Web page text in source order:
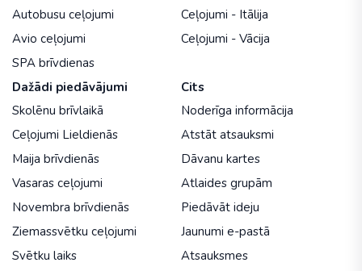
Autobusu ceļojumi
Avio ceļojumi
SPA brīvdienas
Ceļojumi - Itālija
Ceļojumi - Vācija
Dažādi piedāvājumi
Skolēnu brīvlaikā
Ceļojumi Lieldienās
Maija brīvdienās
Vasaras ceļojumi
Novembra brīvdienās
Ziemassvētku ceļojumi
Svētku laiks
Cits
Noderīga informācija
Atstāt atsauksmi
Dāvanu kartes
Atlaides grupām
Piedāvāt ideju
Jaunumi e-pastā
Atsauksmes